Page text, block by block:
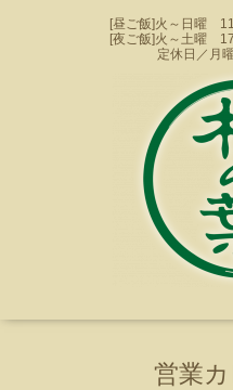
[昼ご飯]火～日曜
[夜ご飯]火～土曜
定休日／月
営業